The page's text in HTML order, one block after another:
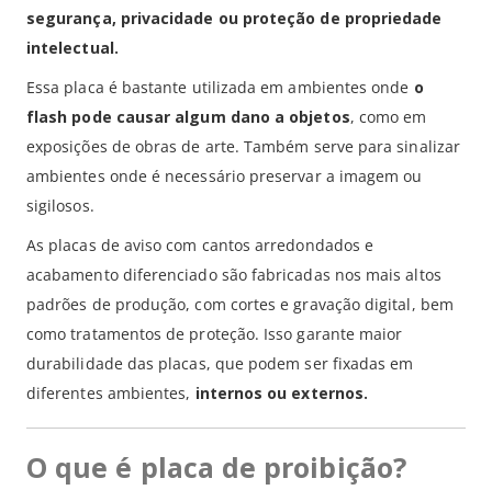
segurança, privacidade ou proteção de propriedade
intelectual.
Essa placa é bastante utilizada em ambientes onde o
flash pode causar algum dano a objetos, como em
exposições de obras de arte. Também serve para sinalizar
ambientes onde é necessário preservar a imagem ou
sigilosos.
As placas de aviso com cantos arredondados e
acabamento diferenciado são fabricadas nos mais altos
padrões de produção, com cortes e gravação digital, bem
como tratamentos de proteção. Isso garante maior
durabilidade das placas, que podem ser fixadas em
diferentes ambientes, internos ou externos.
O que é placa de proibição?